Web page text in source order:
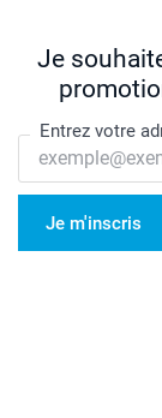
Je
Entrez votre
Je m'inscris